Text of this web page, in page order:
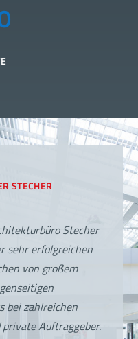
STECHER
Stecher
sehr erfolgreichen
von großem
bei zahlreichen
Auftraggeber.